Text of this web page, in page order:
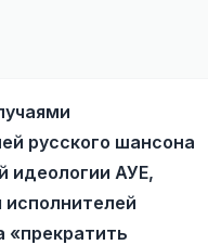
русского шансона
идеологии АУЕ,
исполнителей
«прекратить